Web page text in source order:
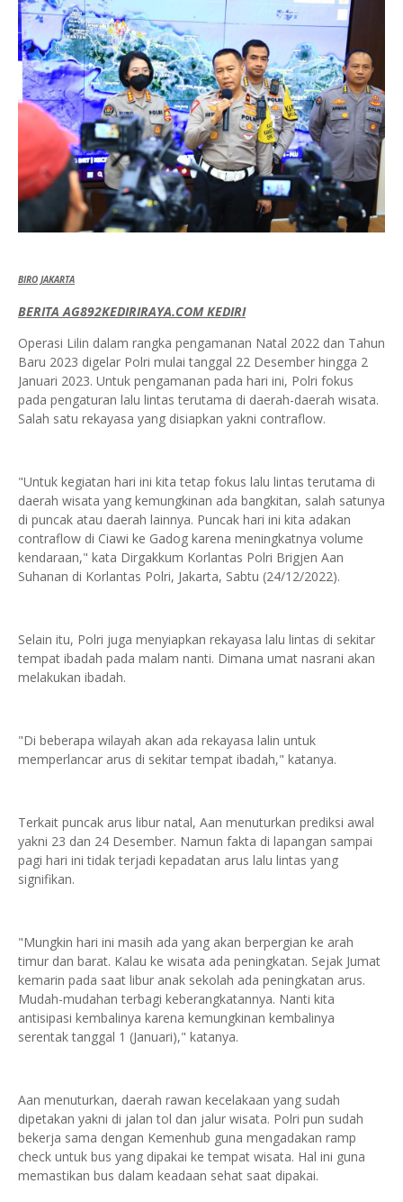
BIRO JAKARTA
BERITA AG892KEDIRIRAYA.COM KEDIRI
Operasi Lilin dalam rangka pengamanan Natal 2022 dan Tahun
Baru 2023 digelar Polri mulai tanggal 22 Desember hingga 2
Januari 2023. Untuk pengamanan pada hari ini, Polri fokus
pada pengaturan lalu lintas terutama di daerah-daerah wisata.
Salah satu rekayasa yang disiapkan yakni contraflow.
"Untuk kegiatan hari ini kita tetap fokus lalu lintas terutama di
daerah wisata yang kemungkinan ada bangkitan, salah satunya
di puncak atau daerah lainnya. Puncak hari ini kita adakan
contraflow di Ciawi ke Gadog karena meningkatnya volume
kendaraan," kata Dirgakkum Korlantas Polri Brigjen Aan
Suhanan di Korlantas Polri, Jakarta, Sabtu (24/12/2022).
Selain itu, Polri juga menyiapkan rekayasa lalu lintas di sekitar
tempat ibadah pada malam nanti. Dimana umat nasrani akan
melakukan ibadah.
"Di beberapa wilayah akan ada rekayasa lalin untuk
memperlancar arus di sekitar tempat ibadah," katanya.
Terkait puncak arus libur natal, Aan menuturkan prediksi awal
yakni 23 dan 24 Desember. Namun fakta di lapangan sampai
pagi hari ini tidak terjadi kepadatan arus lalu lintas yang
signifikan.
"Mungkin hari ini masih ada yang akan berpergian ke arah
timur dan barat. Kalau ke wisata ada peningkatan. Sejak Jumat
kemarin pada saat libur anak sekolah ada peningkatan arus.
Mudah-mudahan terbagi keberangkatannya. Nanti kita
antisipasi kembalinya karena kemungkinan kembalinya
serentak tanggal 1 (Januari)," katanya.
Aan menuturkan, daerah rawan kecelakaan yang sudah
dipetakan yakni di jalan tol dan jalur wisata. Polri pun sudah
bekerja sama dengan Kemenhub guna mengadakan ramp
check untuk bus yang dipakai ke tempat wisata. Hal ini guna
memastikan bus dalam keadaan sehat saat dipakai.